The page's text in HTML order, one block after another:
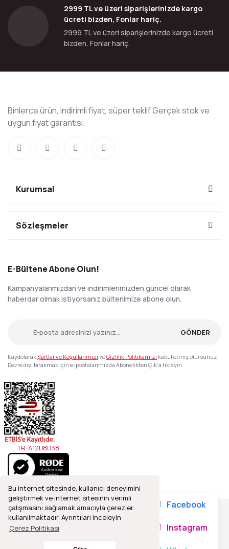
Bu internet sitesinde, kullanıcı deneyimini
geliştirmek ve internet sitesinin verimli
çalışmasını sağlamak amacıyla çerezler
kullanılmaktadır. Ayrıntıları inceleyin
Çerez Politikası
2999 TL ve üzeri siparişlerinizde kargo
ücreti bizden, Fonlar hariç.
2999 TL ve üzeri siparişlerinizde kargo ücreti
bizden, Fonlar hariç.
Binlerce ürün, indirimli fiyat, süper teklif Gerçek stok ve
uygun fiyat garantisi.
Kurumsal
Sözleşmeler
E-Bültene Abone Olun!
Kampanyalarımızdan ve indirimlerimizden güncel olarak
haberdar olmak istiyorsanız bültenimize abone olun.
GÖNDER
KaydolarakŞartlar ve Koşullarımızı veGizlilik Politikamızı kabul etmiş olursunuz.
Devre dışı bırakmak için e-postalarımızda Abonelikten Çık'a tıklayın.
TR-A12D8D38
2021© Refleks Fotoğrafçılık, Tüm Hakları Saklıdır.
Facebook
Instagram